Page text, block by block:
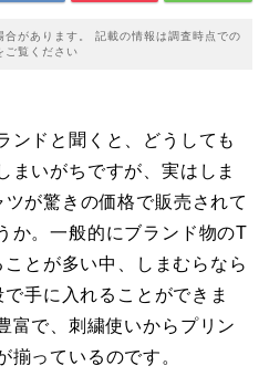
があります。 記載の情報は調査時点での
ご覧ください
ンドと聞くと、どうしても
まいがちですが、実はしま
が驚きの価格で販売されて
か。一般的にブランド物のT
とが多い中、しまむらなら
手に入れることができま
富で、刺繍使いからプリン
揃っているのです。